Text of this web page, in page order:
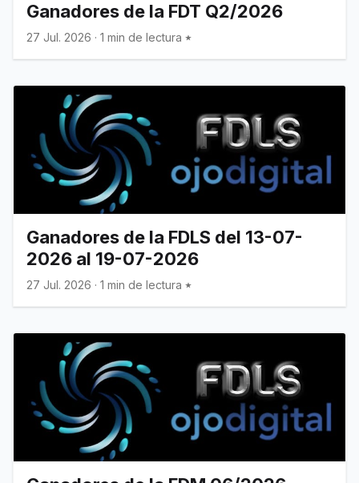
Ganadores de la FDT Q2/2026
27 Jul. 2026 · 1 min de lectura
Ganadores de la FDLS del 13-07-
2026 al 19-07-2026
27 Jul. 2026 · 1 min de lectura